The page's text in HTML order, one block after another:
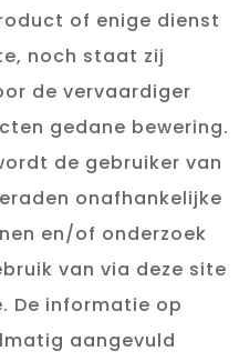
of enige dienst
noch staat zij
de vervaardiger
gedane bewering.
de gebruiker van
onafhankelijke
en/of onderzoek
van via deze site
De informatie op
aangevuld